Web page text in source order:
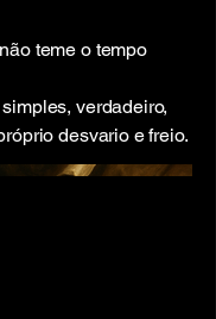
teme o tempo
verdadeiro,
desvario e freio.